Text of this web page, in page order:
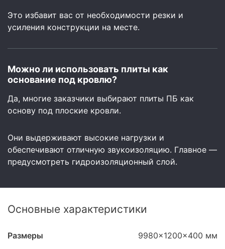
Это избавит вас от необходимости резки и
усиления конструкции на месте.
Можно ли использовать плиты как
основание под кровлю?
Да, многие заказчики выбирают плиты ПБ как
основу под плоские кровли.
Они выдерживают высокие нагрузки и
обеспечивают отличную звукоизоляцию. Главное —
предусмотреть гидроизоляционный слой.
Основные характеристики
Размеры 9980x1200x400 мм